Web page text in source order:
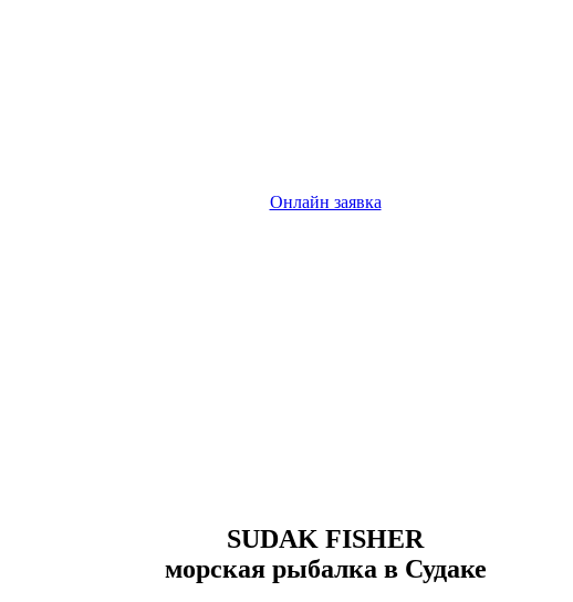
Онлайн заявка
SUDAK FISHER
морская рыбалка в Судаке